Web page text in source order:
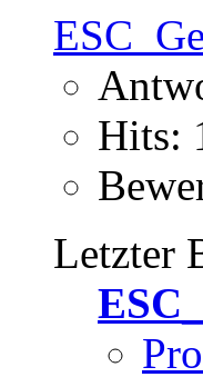
Hits:
Letzter